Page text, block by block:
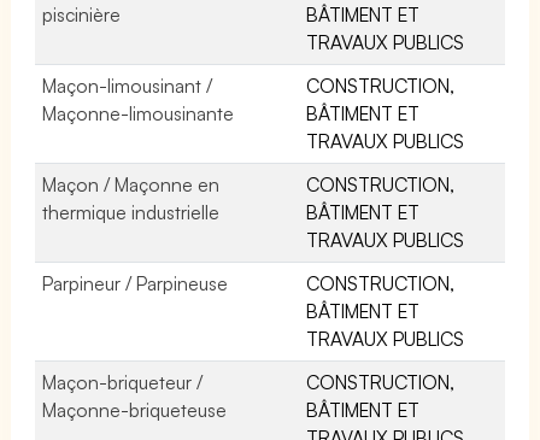
piscinière
BÂTIMENT ET
TRAVAUX PUBLICS
Maçon-limousinant /
Maçonne-limousinante
CONSTRUCTION,
BÂTIMENT ET
TRAVAUX PUBLICS
Maçon / Maçonne en
thermique industrielle
CONSTRUCTION,
BÂTIMENT ET
TRAVAUX PUBLICS
Parpineur / Parpineuse
CONSTRUCTION,
BÂTIMENT ET
TRAVAUX PUBLICS
Maçon-briqueteur /
Maçonne-briqueteuse
CONSTRUCTION,
BÂTIMENT ET